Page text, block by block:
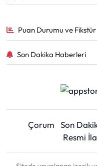
Puan Durumu ve Fikstür
Son Dakika Haberleri
Çorum Son
Resmi